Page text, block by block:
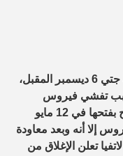
اغلقت لاتيفا دور العرض السينمائي وذلك جتي 6 ديسمبر المقبل،
تفشي فيروس
كورونا، العرض التى أغلقت هى التى سمح بفتحها في 12 مايو
إلا أنه وبعد معاودة
تعلن الإغلاق من